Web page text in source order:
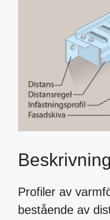
Beskrivning
Profiler av
bestående av